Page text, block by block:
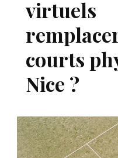
virtuels
courts
Nice ?